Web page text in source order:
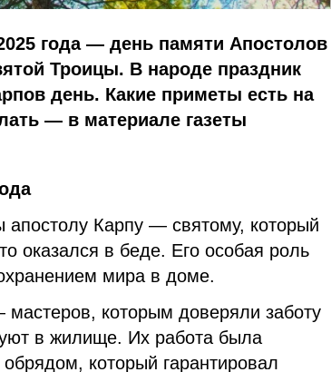
года — день памяти Апостолов
Троицы. В народе праздник
день. Какие приметы есть на
— в материале газеты
апостолу Карпу — святому, который
оказался в беде. Его особая роль
мира в доме.
которым доверяли заботу
в жилище. Их работа была
который гарантировал